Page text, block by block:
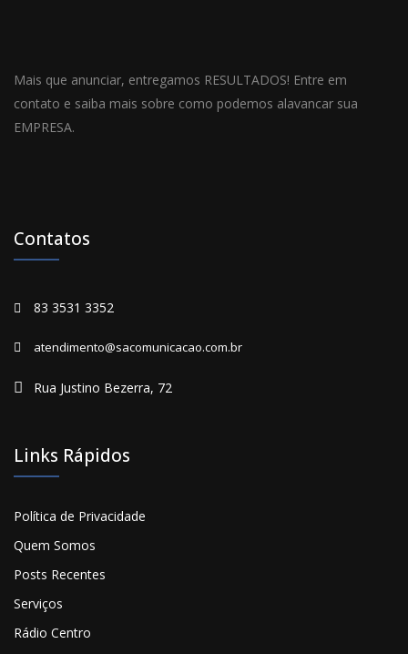
Mais que anunciar, entregamos RESULTADOS! Entre em
contato e saiba mais sobre como podemos alavancar sua
EMPRESA.
Contatos
83 3531 3352
atendimento@sacomunicacao.com.br
Rua Justino Bezerra, 72
Links Rápidos
Política de Privacidade
Quem Somos
Posts Recentes
Serviços
Rádio Centro